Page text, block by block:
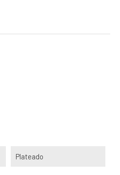
Plateado